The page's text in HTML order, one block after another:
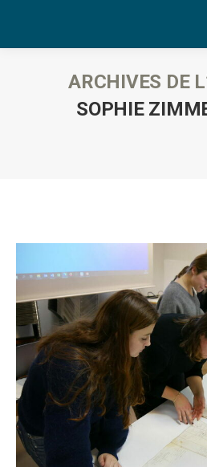
ARCHIVES DE
SOPHIE